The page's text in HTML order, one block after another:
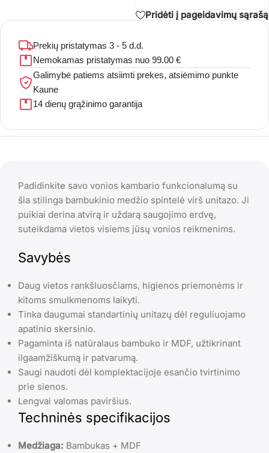
Pridėti į pageidavimų sąrašą
Prekių pristatymas 3 - 5 d.d.
Nemokamas pristatymas nuo 99.00 €
Galimybė patiems atsiimti prekes, atsiėmimo punkte
Kaune
14 dienų grąžinimo garantija
Padidinkite savo vonios kambario funkcionalumą su
šia stilinga bambukinio medžio spintelė virš unitazo. Ji
puikiai derina atvirą ir uždarą saugojimo erdvę,
suteikdama vietos visiems jūsų vonios reikmenims.
Savybės
Daug vietos rankšluosčiams, higienos priemonėms ir
kitoms smulkmenoms laikyti.
Tinka daugumai standartinių unitazų dėl reguliuojamo
apatinio skersinio.
Pagaminta iš natūralaus bambuko ir MDF, užtikrinant
ilgaamžiškumą ir patvarumą.
Saugi naudoti dėl komplektacijoje esančio tvirtinimo
prie sienos.
Lengvai valomas paviršius.
Techninės specifikacijos
Medžiaga: Bambukas + MDF